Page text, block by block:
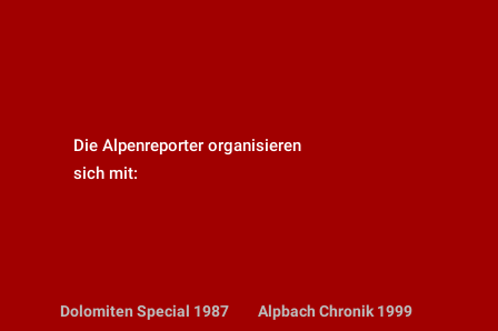
Die Alpenreporter organisieren
sich mit:
Dolomiten Special 1987
Alpbach Chronik 1999